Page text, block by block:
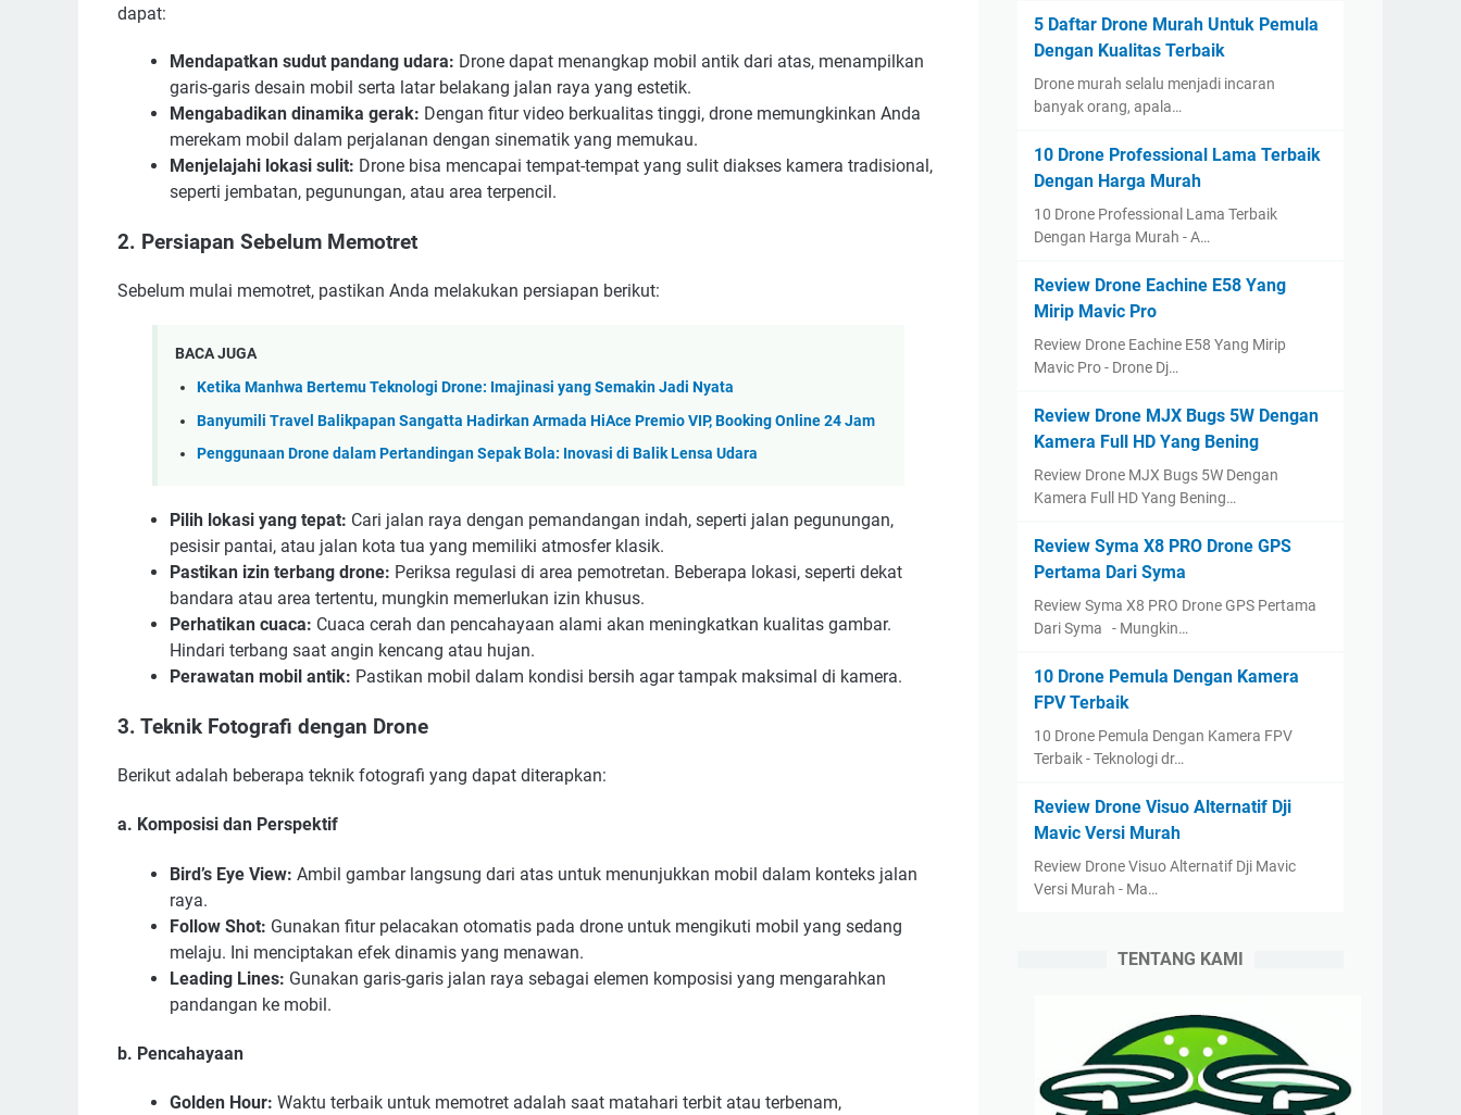
dapat:
Mendapatkan sudut pandang udara: Drone dapat menangkap mobil antik dari atas, menampilkan
garis-garis desain mobil serta latar belakang jalan raya yang estetik.
Mengabadikan dinamika gerak: Dengan fitur video berkualitas tinggi, drone memungkinkan Anda
merekam mobil dalam perjalanan dengan sinematik yang memukau.
Menjelajahi lokasi sulit: Drone bisa mencapai tempat-tempat yang sulit diakses kamera tradisional,
seperti jembatan, pegunungan, atau area terpencil.
2. Persiapan Sebelum Memotret
Sebelum mulai memotret, pastikan Anda melakukan persiapan berikut:
BACA JUGA
Ketika Manhwa Bertemu Teknologi Drone: Imajinasi yang Semakin Jadi Nyata
Banyumili Travel Balikpapan Sangatta Hadirkan Armada HiAce Premio VIP, Booking Online 24 Jam
Penggunaan Drone dalam Pertandingan Sepak Bola: Inovasi di Balik Lensa Udara
Pilih lokasi yang tepat: Cari jalan raya dengan pemandangan indah, seperti jalan pegunungan,
pesisir pantai, atau jalan kota tua yang memiliki atmosfer klasik.
Pastikan izin terbang drone: Periksa regulasi di area pemotretan. Beberapa lokasi, seperti dekat
bandara atau area tertentu, mungkin memerlukan izin khusus.
Perhatikan cuaca: Cuaca cerah dan pencahayaan alami akan meningkatkan kualitas gambar.
Hindari terbang saat angin kencang atau hujan.
Perawatan mobil antik: Pastikan mobil dalam kondisi bersih agar tampak maksimal di kamera.
3. Teknik Fotografi dengan Drone
Berikut adalah beberapa teknik fotografi yang dapat diterapkan:
a. Komposisi dan Perspektif
Bird’s Eye View: Ambil gambar langsung dari atas untuk menunjukkan mobil dalam konteks jalan
raya.
Follow Shot: Gunakan fitur pelacakan otomatis pada drone untuk mengikuti mobil yang sedang
melaju. Ini menciptakan efek dinamis yang menawan.
Leading Lines: Gunakan garis-garis jalan raya sebagai elemen komposisi yang mengarahkan
pandangan ke mobil.
b. Pencahayaan
Golden Hour: Waktu terbaik untuk memotret adalah saat matahari terbit atau terbenam,
5 Daftar Drone Murah Untuk Pemula
Dengan Kualitas Terbaik
Drone murah selalu menjadi incaran
banyak orang, apala…
10 Drone Professional Lama Terbaik
Dengan Harga Murah
10 Drone Professional Lama Terbaik
Dengan Harga Murah - A…
Review Drone Eachine E58 Yang
Mirip Mavic Pro
Review Drone Eachine E58 Yang Mirip
Mavic Pro - Drone Dj…
Review Drone MJX Bugs 5W Dengan
Kamera Full HD Yang Bening
Review Drone MJX Bugs 5W Dengan
Kamera Full HD Yang Bening…
Review Syma X8 PRO Drone GPS
Pertama Dari Syma
Review Syma X8 PRO Drone GPS Pertama
Dari Syma - Mungkin…
10 Drone Pemula Dengan Kamera
FPV Terbaik
10 Drone Pemula Dengan Kamera FPV
Terbaik - Teknologi dr…
Review Drone Visuo Alternatif Dji
Mavic Versi Murah
Review Drone Visuo Alternatif Dji Mavic
Versi Murah - Ma…
TENTANG KAMI